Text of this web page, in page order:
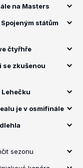
na Masters
státům
čtyřhře
se zkušenou
je v osmifinále
sezonu